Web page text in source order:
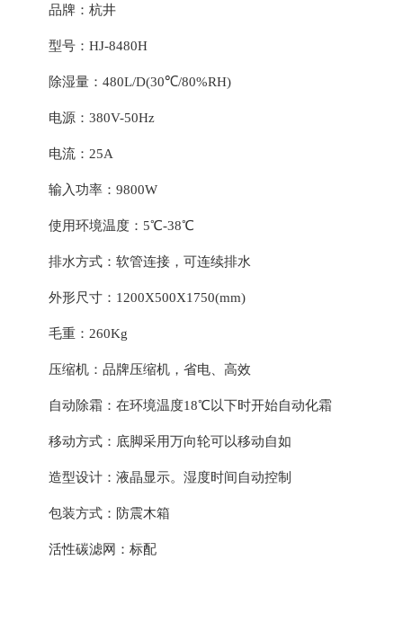
品牌：杭井
型号：HJ-8480H
除湿量：480L/D(30℃/80%RH)
电源：380V-50Hz
电流：25A
输入功率：9800W
使用环境温度：5℃-38℃
排水方式：软管连接，可连续排水
外形尺寸：1200X500X1750(mm)
毛重：260Kg
压缩机：品牌压缩机，省电、高效
自动除霜：在环境温度18℃以下时开始自动化霜
移动方式：底脚采用万向轮可以移动自如
造型设计：液晶显示。湿度时间自动控制
包装方式：防震木箱
活性碳滤网：标配